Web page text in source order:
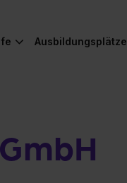
Ausbildungsplätze